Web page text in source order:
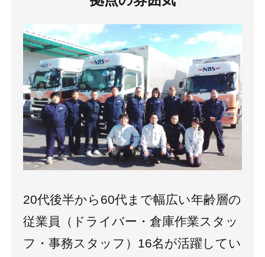
20代後半から60代まで幅広い年齢層の
従業員（ドライバー・倉庫作業スタッ
フ・事務スタッフ）16名が活躍してい